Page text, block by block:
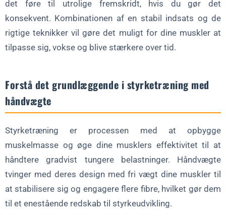
det føre til utrolige fremskridt, hvis du gør det
konsekvent. Kombinationen af en stabil indsats og de
rigtige teknikker vil gøre det muligt for dine muskler at
tilpasse sig, vokse og blive stærkere over tid.
Forstå det grundlæggende i styrketræning med
håndvægte
Styrketræning er processen med at opbygge
muskelmasse og øge dine musklers effektivitet til at
håndtere gradvist tungere belastninger. Håndvægte
tvinger med deres design med fri vægt dine muskler til
at stabilisere sig og engagere flere fibre, hvilket gør dem
til et enestående redskab til styrkeudvikling.